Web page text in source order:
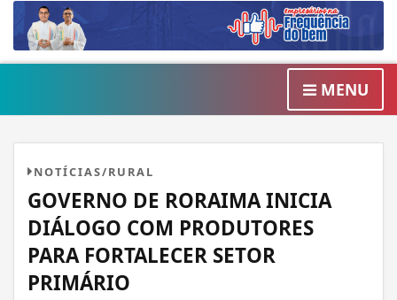
MENU
NOTÍCIAS/RURAL
GOVERNO DE RORAIMA INICIA
DIÁLOGO COM PRODUTORES
PARA FORTALECER SETOR
PRIMÁRIO